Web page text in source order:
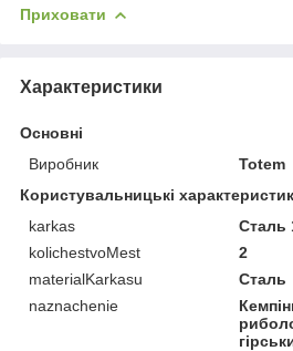
Приховати
Характеристики
Основні
Виробник
Totem
Користувальницькі
karkas
Сталь
kolichestvoMest
2
materialKarkasu
Сталь
naznachenie